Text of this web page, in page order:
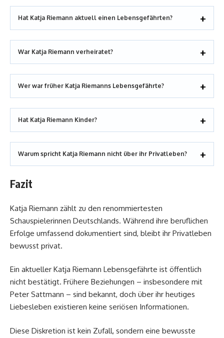
Hat Katja Riemann aktuell einen Lebensgefährten?
War Katja Riemann verheiratet?
Wer war früher Katja Riemanns Lebensgefährte?
Hat Katja Riemann Kinder?
Warum spricht Katja Riemann nicht über ihr Privatleben?
Fazit
Katja Riemann zählt zu den renommiertesten
Schauspielerinnen Deutschlands. Während ihre beruflichen
Erfolge umfassend dokumentiert sind, bleibt ihr Privatleben
bewusst privat.
Ein aktueller Katja Riemann Lebensgefährte ist öffentlich
nicht bestätigt. Frühere Beziehungen – insbesondere mit
Peter Sattmann – sind bekannt, doch über ihr heutiges
Liebesleben existieren keine seriösen Informationen.
Diese Diskretion ist kein Zufall, sondern eine bewusste